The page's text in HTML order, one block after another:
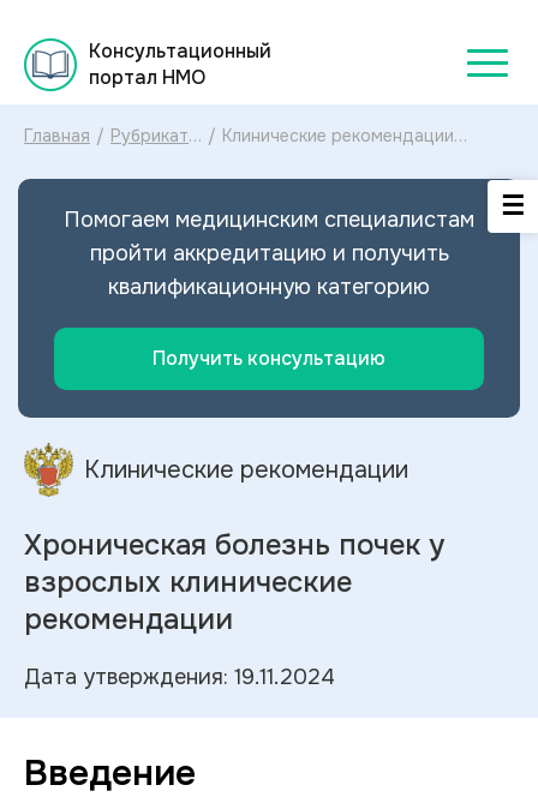
Консультационный
портал НМО
Главная / Рубрикатор
рекомендаций
/ Клинические рекомендации
взрослых МКБ-10: диагностика и
почек у взрослых 2024
Помогаем медицинским специалистам
пройти аккредитацию и получить
квалификационную категорию
Получить консультацию
Клинические рекомендации
Хроническая болезнь почек у
взрослых клинические
рекомендации
Дата утверждения: 19.11.2024
Введение